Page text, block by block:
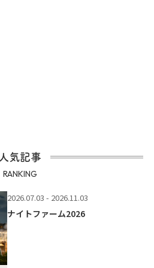
人気記事
RANKING
2026.07.03 - 2026.11.03
ナイトファーム2026